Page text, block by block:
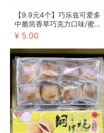
【9.9元4个】巧乐兹可爱多
中脆筒香草巧克力口味/蜜瓜
玫瑰车厘子口味 70g
¥ 5.00